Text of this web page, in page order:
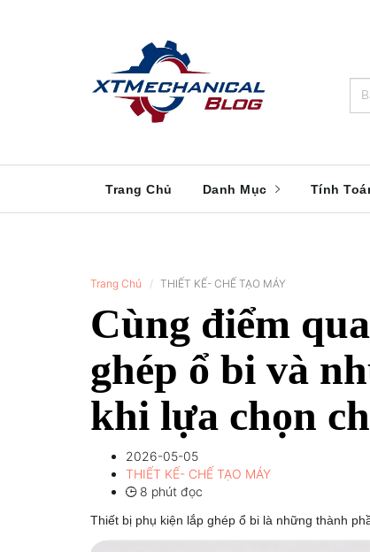
Trang Chủ Danh Mục Tính
Trang Chủ THIẾT KẾ- CHẾ TẠO MÁY
Cùng điểm
ghép ổ bi và
khi lựa chọn
2026-05-05
THIẾT KẾ- CHẾ TẠO MÁY
8 phút đọc
Thiết bị phụ kiện lắp ghép ổ bi là những thành